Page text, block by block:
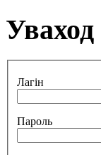
Уваход
Лагін
Пароль